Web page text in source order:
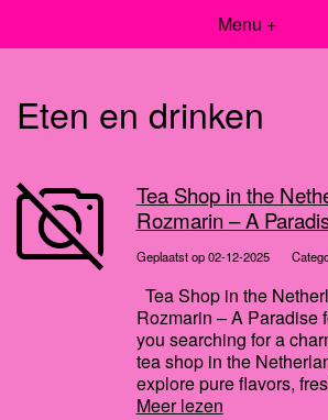
Menu +
Eten en drinken
Tea Shop in the
Rozmarin – A
Geplaatst op 02-12-2025
Tea Shop in the
Rozmarin – A Paradise
you searching for a
tea shop in the
explore pure flavors,
Meer lezen